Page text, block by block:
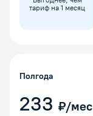
тариф на 1 месяц
Полгода
233 ₽/мес